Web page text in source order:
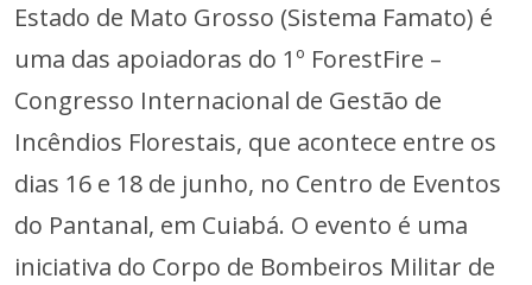
Estado de Mato Grosso (Sistema Famato) é
uma das apoiadoras do 1º ForestFire –
Congresso Internacional de Gestão de
Incêndios Florestais, que acontece entre os
dias 16 e 18 de junho, no Centro de Eventos
do Pantanal, em Cuiabá. O evento é uma
iniciativa do Corpo de Bombeiros Militar de